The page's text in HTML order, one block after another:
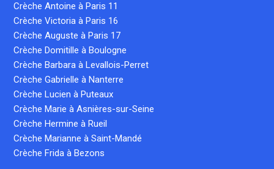
Crèche Antoine à Paris 11
Crèche Victoria à Paris 16
Crèche Auguste à Paris 17
Crèche Domitille à Boulogne
Crèche Barbara à Levallois-Perret
Crèche Gabrielle à Nanterre
Crèche Lucien à Puteaux
Crèche Marie à Asnières-sur-Seine
Crèche Hermine à Rueil
Crèche Marianne à Saint-Mandé
Crèche Frida à Bezons